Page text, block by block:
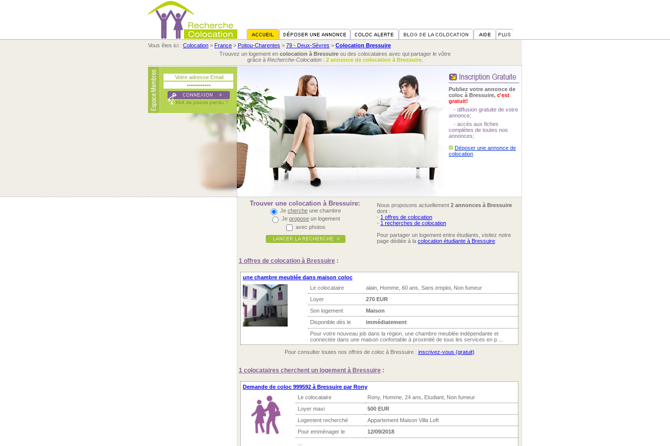
Vous êtes ici : Colocation > France > Poitou-Charentes > 79 - Deux-Sèvres > Colocation Bressuire
Trouvez un logement en colocation à Bressuire ou des colocataires avec qui partager le vôtre
grâce à Recherche-Colocation: 2 annonce de colocation à Bressuire.
Publiez votre annonce de
coloc à Bressuire, c'est
gratuit!
- diffusion gratuite de votre
annonce;
- accès aux fiches
complètes de toutes nos
annonces;
Déposer une annonce de
colocation
Trouver une colocation à Bressuire:
Je cherche une chambre
Je proposeun logement
avec photos
Nous proposons actuellement 2 annonces à Bressuire
dont :
- 1 offres de colocation
- 1 recherches de colocation
Pour partager un logement entre étudiants, visitez notre
page dédiée à la colocation étudiante à Bressuire
1 offres de colocation à Bressuire :
une chambre meublée dans maison coloc
Le colocataire
alain, Homme, 60 ans, Sans emploi, Non fumeur
Loyer
270 EUR
Son logement
Maison
Disponible dès le
immédiatement
Pour votre nouveau job dans la région, une chambre meublée indépendante et
connectée dans une maison confortable à proximité de tous les services en p ...
Pour consulter toutes nos offres de coloc à Bressuire : inscrivez-vous (gratuit)
1 colocataires cherchent un logement à Bressuire :
Demande de coloc 999592 à Bressuire par Rony
Le colocataire
Rony, Homme, 24 ans, Etudiant, Non fumeur
Loyer maxi
500 EUR
Logement recherché
Appartement Maison Villa Loft
Pour emménager le
12/09/2018